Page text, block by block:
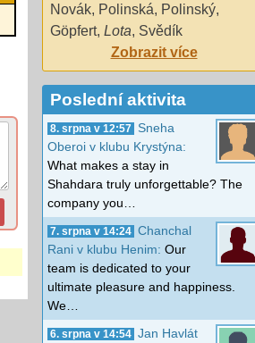
Novák, Polinská, Polinský,
Göpfert, Lota, Svědík
Zobrazit více
Poslední aktivita
8. srpna v 12:57
Sneha
Oberoi v klubu Krystýna:
What makes a stay in
Shahdara truly unforgettable? The
company you…
7. srpna v 14:24 Chanchal
Rani v klubu Henim: Our
team is dedicated to your
ultimate pleasure and happiness.
We…
6. srpna v 14:54 Jan Havlát